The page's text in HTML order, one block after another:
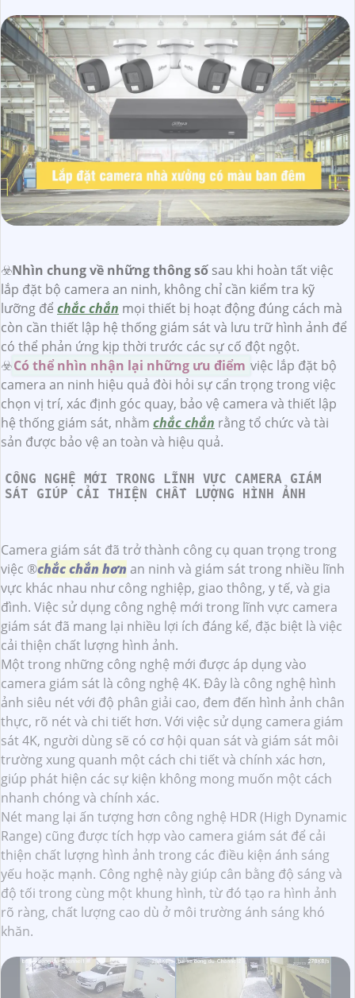
☣️Nhìn chung về những thông số sau khi hoàn tất việc
lắp đặt bộ camera an ninh, không chỉ cần kiểm tra kỹ
lưỡng để chắc chắn mọi thiết bị hoạt động đúng cách mà
còn cần thiết lập hệ thống giám sát và lưu trữ hình ảnh để
có thể phản ứng kịp thời trước các sự cố đột ngột.
☣️Có thể nhìn nhận lại những ưu điểm việc lắp đặt bộ
camera an ninh hiệu quả đòi hỏi sự cẩn trọng trong việc
chọn vị trí, xác định góc quay, bảo vệ camera và thiết lập
hệ thống giám sát, nhằm chắc chắn rằng tổ chức và tài
sản được bảo vệ an toàn và hiệu quả.
CÔNG NGHỆ MỚI TRONG LĨNH VỰC CAMERA GIÁM
SÁT GIÚP CẢI THIỆN CHẤT LƯỢNG HÌNH ẢNH
Camera giám sát đã trở thành công cụ quan trọng trong
việc ®️chắc chắn hơn an ninh và giám sát trong nhiều lĩnh
vực khác nhau như công nghiệp, giao thông, y tế, và gia
đình. Việc sử dụng công nghệ mới trong lĩnh vực camera
giám sát đã mang lại nhiều lợi ích đáng kể, đặc biệt là việc
cải thiện chất lượng hình ảnh.
Một trong những công nghệ mới được áp dụng vào
camera giám sát là công nghệ 4K. Đây là công nghệ hình
ảnh siêu nét với độ phân giải cao, đem đến hình ảnh chân
thực, rõ nét và chi tiết hơn. Với việc sử dụng camera giám
sát 4K, người dùng sẽ có cơ hội quan sát và giám sát môi
trường xung quanh một cách chi tiết và chính xác hơn,
giúp phát hiện các sự kiện không mong muốn một cách
nhanh chóng và chính xác.
Nét mang lại ấn tượng hơn công nghệ HDR (High Dynamic
Range) cũng được tích hợp vào camera giám sát để cải
thiện chất lượng hình ảnh trong các điều kiện ánh sáng
yếu hoặc mạnh. Công nghệ này giúp cân bằng độ sáng và
độ tối trong cùng một khung hình, từ đó tạo ra hình ảnh
rõ ràng, chất lượng cao dù ở môi trường ánh sáng khó
khăn.